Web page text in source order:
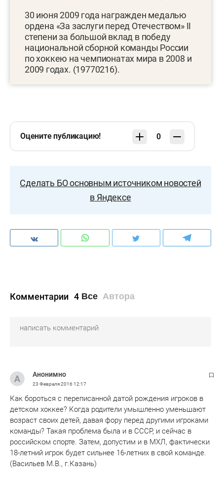
30 июня 2009 года награжден медалью
ордена «За заслуги перед Отечеством» II
степени за большой вклад в победу
национальной сборной команды России
по хоккею на чемпионатах мира в 2008 и
2009 годах. (19770216).
Оцените публикацию! 0
Сделать БО основным источником новостей
в Яндексе
Комментарии 4 Все Автора
Анонимно
23 Февраля 2016 12:17
Как бороться с переписанной датой рождения игроков в
детском хоккее? Когда родители умышленно уменьшают
возраст своих детей, давая фору перед другими игроками
команды? Такая проблема была и в СССР, и сейчас в
российском спорте. Затем, допустим и в МХЛ, фактически
18-летний игрок будет сильнее 16-летних в свой команде.
(Васильев М.В., г.Казань)